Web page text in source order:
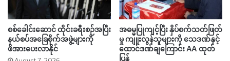
စစ်ခေါင်းဆောင် ထိုင်းခရီးစဉ်အပြီး
နယ်စပ်အခြေစိုက်အဖွဲ့များကို
ဖိအားပေးလာနိုင်
အဓမ္မပြုကျင့်ပြီး နှိပ်စက်သတ်ဖြတ်
မှု ကျူးလွန်သူများကို သေဒဏ်နှင့်
ထောင်ဒဏ်ချကြောင်း AA ထုတ်
ပြန်